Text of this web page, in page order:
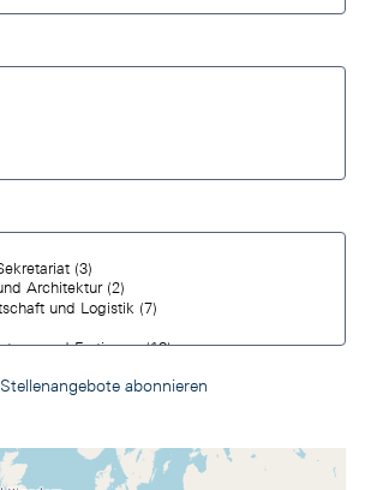
Stellenangebote abonnieren